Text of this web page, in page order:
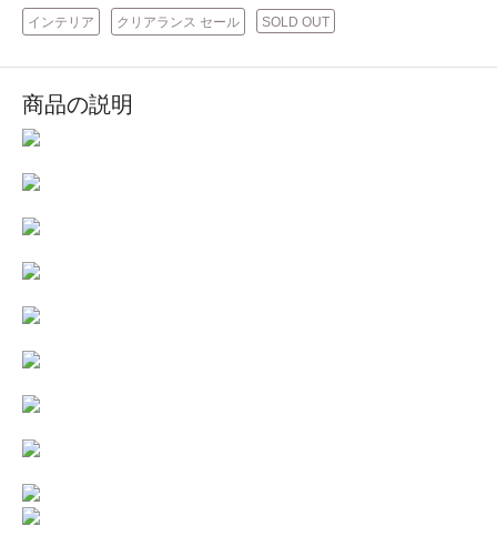
インテリア クリアランス セール SOLD OUT
商品の説明